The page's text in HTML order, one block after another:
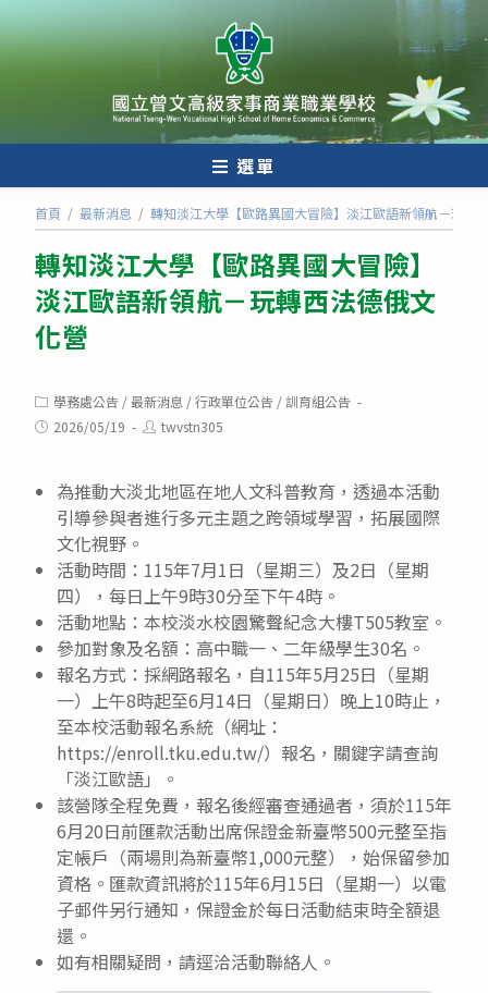
跳
轉
至
內
選單
首頁 / 最新消息 / 轉知淡江大學【歐路異國大冒險】淡江歐語新領航－玩轉
轉知淡江大學【歐路異國大冒險】
淡江歐語新領航－玩轉西法德俄文
化營
Post
category:
學務處公告 /最新消息 /行政單位公告 /訓育組公告
Post2026/05/19
Posttwvstn305
為推動大淡北地區在地人文科普教育，透過本活動
引導參與者進行多元主題之跨領域學習，拓展國際
文化視野。
活動時間：115年7月1日（星期三）及2日（星期
四），每日上午9時30分至下午4時。
活動地點：本校淡水校園驚聲紀念大樓T505教室。
參加對象及名額：高中職一、二年級學生30名。
報名方式：採網路報名，自115年5月25日（星期
一）上午8時起至6月14日（星期日）晚上10時止，
至本校活動報名系統（網址：
https://enroll.tku.edu.tw/）報名，關鍵字請查詢
「淡江歐語」。
該營隊全程免費，報名後經審查通過者，須於115年
6月20日前匯款活動出席保證金新臺幣500元整至指
定帳戶（兩場則為新臺幣1,000元整），始保留參加
資格。匯款資訊將於115年6月15日（星期一）以電
子郵件另行通知，保證金於每日活動結束時全額退
還。
如有相關疑問，請逕洽活動聯絡人。